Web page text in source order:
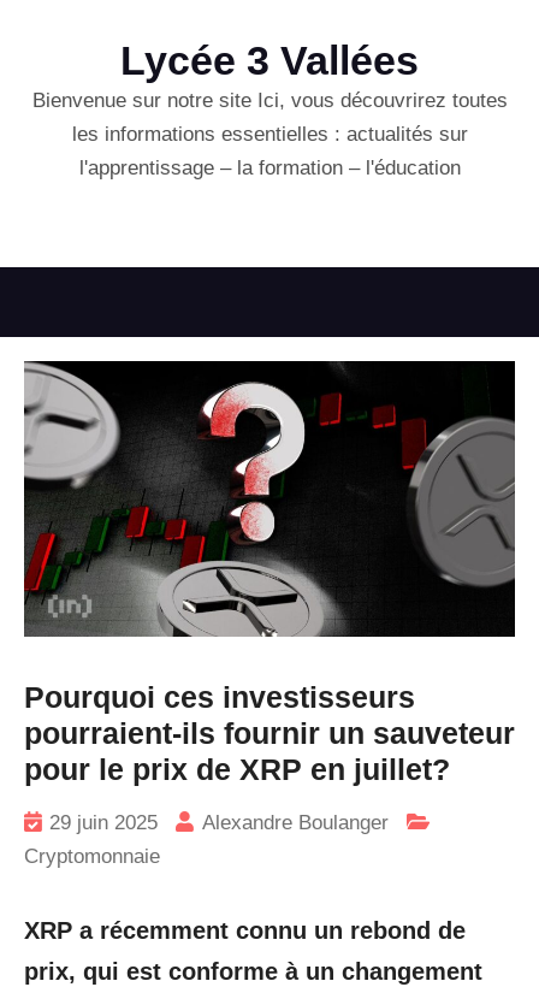
Lycée 3 Vallées
Bienvenue sur notre site Ici, vous découvrirez toutes
les informations essentielles : actualités sur
l'apprentissage – la formation – l'éducation
Pourquoi ces investisseurs
pourraient-ils fournir un sauveteur
pour le prix de XRP en juillet?
29 juin 2025
Alexandre Boulanger
Cryptomonnaie
XRP a récemment connu un rebond de
prix, qui est conforme à un changement